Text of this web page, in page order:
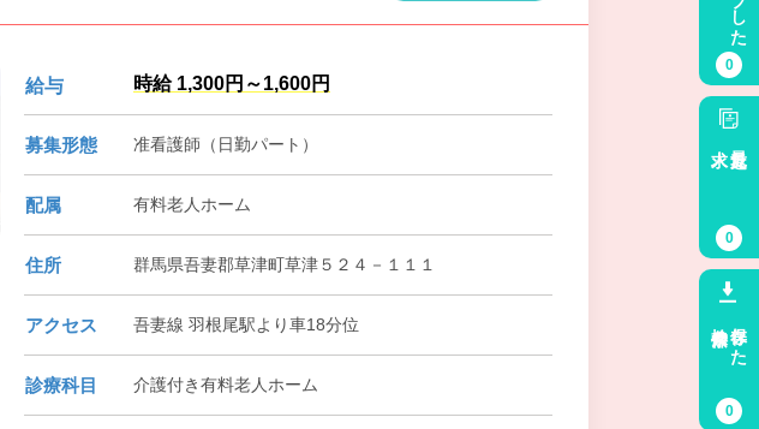
給与 時給 1,300円～1,600円
募集形態 准看護師（日勤パート）
配属 有料老人ホーム
住所 群馬県吾妻郡草津町草津５２４－１１１
アクセス 吾妻線 羽根尾駅より車18分位
診療科目 介護付き有料老人ホーム
0
最近見た
0
保存した
0